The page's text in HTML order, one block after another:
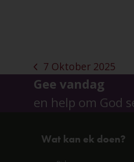
previous
post:
7 Oktober 2025
Gee vandag
en help om God
Wat kan ek doen?